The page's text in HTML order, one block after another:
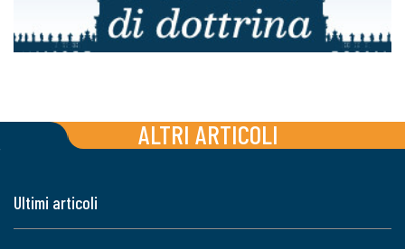
ALTRI ARTICOLI
Ultimi articoli